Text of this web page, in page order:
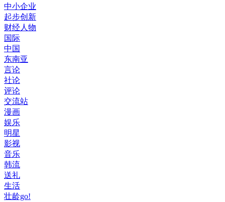
中小企业
起步创新
财经人物
国际
中国
东南亚
言论
社论
评论
交流站
漫画
娱乐
明星
影视
音乐
韩流
送礼
生活
壮龄go!